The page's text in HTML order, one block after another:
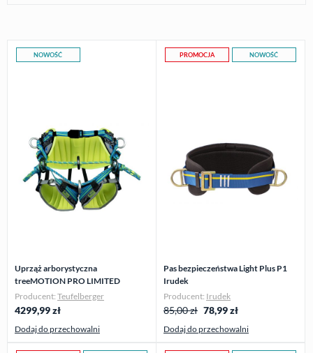
NOWOŚĆ
Uprząż arborystyczna
treeMOTION PRO LIMITED
EDITION Teufelberger
Producent: Teufelberger
4299,99zł
Dodaj do przechowalni
PROMOCJA NOWOŚĆ
Pas bezpieczeństwa Light Plus P1
Irudek
Producent: Irudek
85,00 zł 78,99zł
Dodaj do przechowalni